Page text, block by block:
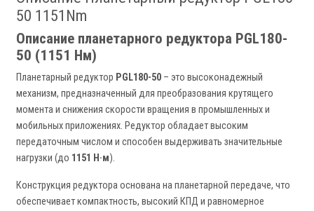
50 1151Nm
Описание планетарного редуктора PGL180-
50 (1151 Нм)
Планетарный редуктор PGL180-50 – это высоконадежный
механизм, предназначенный для преобразования крутящего
момента и снижения скорости вращения в промышленных и
мобильных приложениях. Редуктор обладает высоким
передаточным числом и способен выдерживать значительные
нагрузки (до 1151 Н·м).
Конструкция редуктора основана на планетарной передаче, что
обеспечивает компактность, высокий КПД и равномерное